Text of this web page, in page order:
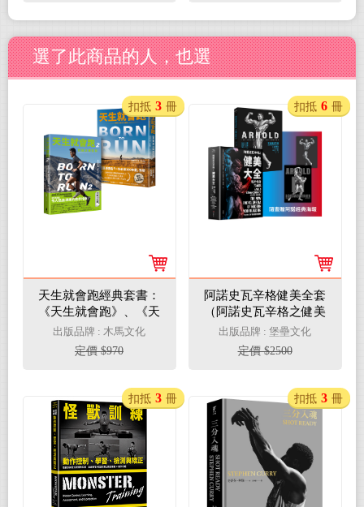
選了此商品的人，也選
天生就會跑經典套書：
《天生就會跑》、《天
生就會跑2：終極訓練
指南》
出版品牌 : 木馬文化
定價 $970
扣抵 3 冊
阿諾史瓦辛格健美全套
（阿諾史瓦辛格之健美
教育 + 阿諾史瓦辛格之
健美大全）
出版品牌 : 堡壘文化
定價 $2500
扣抵 6 冊
扣抵 3 冊 扣抵 3 冊